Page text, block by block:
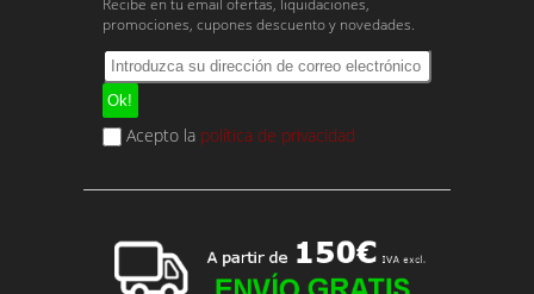
Recibe en tu email ofertas, liquidaciones,
promociones, cupones descuento y novedades.
Acepto la política de privacidad